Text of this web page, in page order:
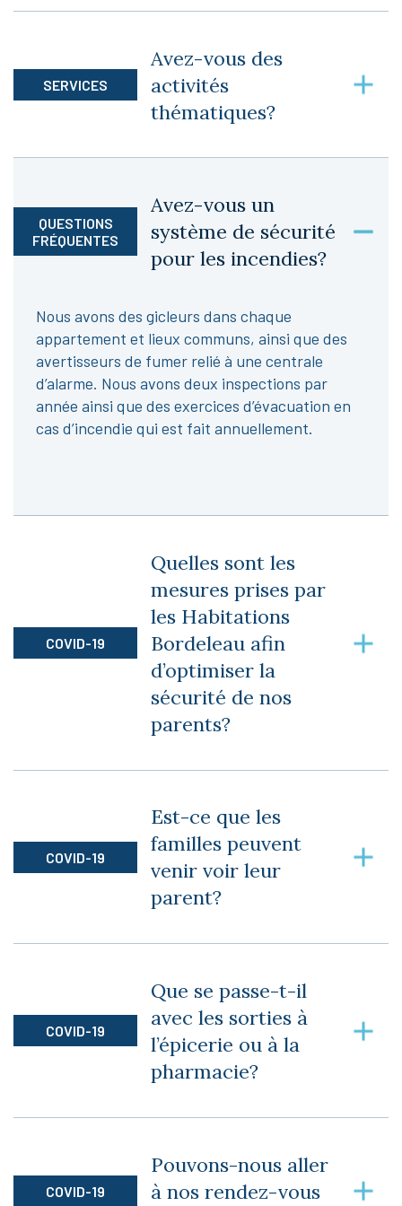
cannabis.
SERVICES
Avez-vous des
activités
thématiques?
plusieurs rassemblements pour des fêtes telles
que Noël, Saint-Valentin, Pâques, fêtes des
Mères, fêtes des Pères, Épluchette de blé
QUESTIONS
FRÉQUENTES
Avez-vous un
système de sécurité
pour les incendies?
Nous avons des gicleurs dans chaque
appartement et lieux communs, ainsi que des
avertisseurs de fumer relié à une centrale
d’alarme. Nous avons deux inspections par
année ainsi que des exercices d’évacuation en
cas d’incendie qui est fait annuellement.
COVID-19
Quelles sont les
mesures prises par
les Habitations
Bordeleau afin
d’optimiser la
sécurité de nos
parents?
règlementation relative à la sécurité des
résidents dès qu’une nouvelle mesure est
adoptée.
COVID-19
Est-ce que les
familles peuvent
venir voir leur
parent?
visiter leur proche (maximum 9 personnes à la
fois, 10 incluant le résident).
COVID-19
Que se passe-t-il
avec les sorties à
l’épicerie ou à la
pharmacie?
COVID-19
Pouvons-nous aller
à nos rendez-vous